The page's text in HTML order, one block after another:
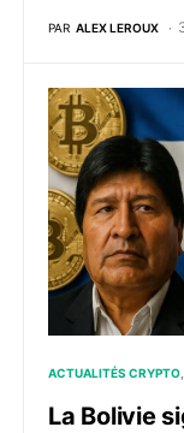
PAR ALEX LEROUX
La Bolivie
ACTUALITÉS CRYPTO
La Bolivie